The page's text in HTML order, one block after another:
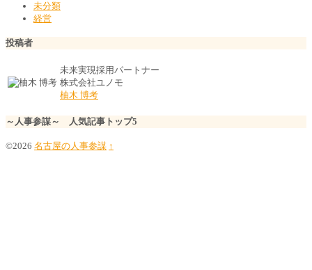
未分類
経営
投稿者
未来実現採用パートナー
株式会社ユノモ
柚木 博考
～人事参謀～ 人気記事トップ5
©2026 名古屋の人事参謀 ↑